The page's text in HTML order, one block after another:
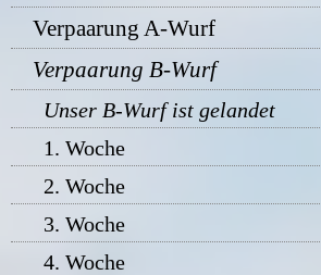
Verpaarung A-Wurf
Verpaarung B-Wurf
Unser B-Wurf ist gelandet
1. Woche
2. Woche
3. Woche
4. Woche